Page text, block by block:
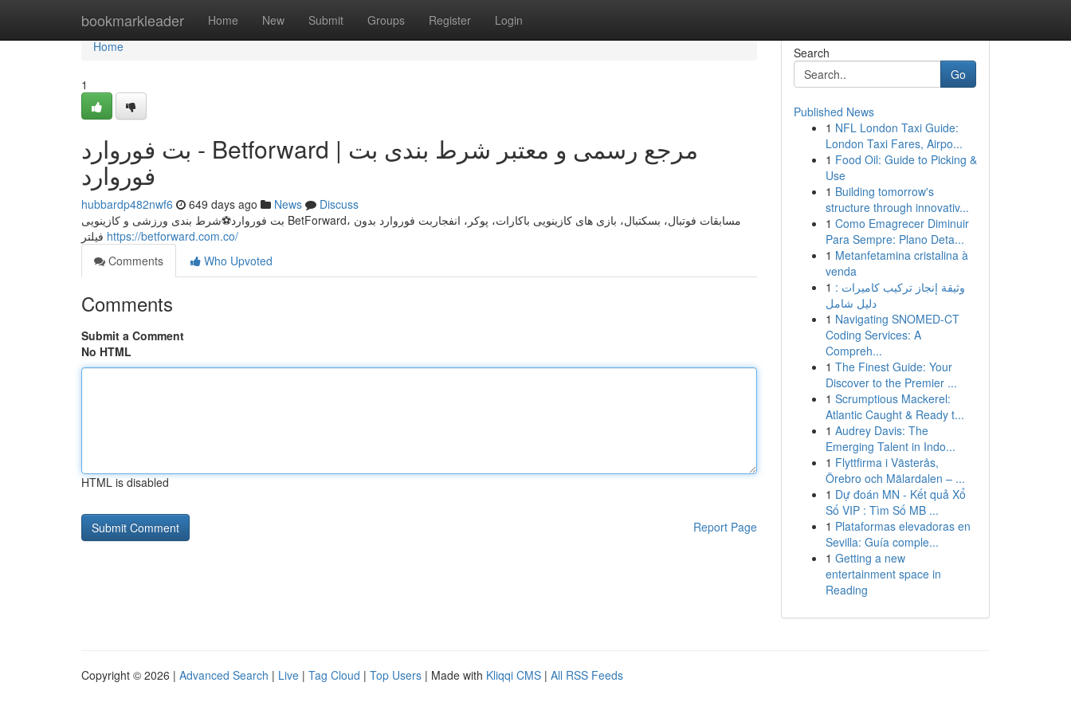
bookmarkleader Home New Submit Groups Register Login
Home
Home
1
بت فوروارد - Betforward | مرجع رسمی و معتبر شرط بندی بت
فوروارد
hubbardp482nwf6 649 days ago News
Discuss
بت فوروارد⚽شرط بندی ورزشی و کازینویی BetForward، مسابقات فوتبال، بسکتبال، بازی های کازینویی باکارات، پوکر، انفجاربت فوروارد بدون
https://betforward.com.co/
Comments
Who Upvoted
Comments
Submit a Comment
No HTML
HTML is disabled
Report Page
Search
Go
Published News
1 NFL London Taxi Guide:
London Taxi Fares, Airpo...
1 Food Oil: Guide to Picking &
Use
1 Building tomorrow's
structure through innovativ...
1 Como Emagrecer Diminuir
Para Sempre: Plano Deta...
1 Metanfetamina cristalina à
venda
1 وثيقة إنجاز تركيب كاميرات :
دليل شامل
1 Navigating SNOMED-CT
Coding Services: A
Compreh...
1 The Finest Guide: Your
Discover to the Premier ...
1 Scrumptious Mackerel:
Atlantic Caught & Ready t...
1 Audrey Davis: The
Emerging Talent in Indo...
1 Flyttfirma i Västerås,
Örebro och Mälardalen – ...
1 Dự đoán MN - Kết quả Xổ
Số VIP : Tìm Số MB ...
1 Plataformas elevadoras en
Sevilla: Guía comple...
1 Getting a new
entertainment space in
Reading
Copyright © 2026 | Advanced Search | Live | Tag Cloud | Top Users | Made with Kliqqi CMS | All RSS Feeds